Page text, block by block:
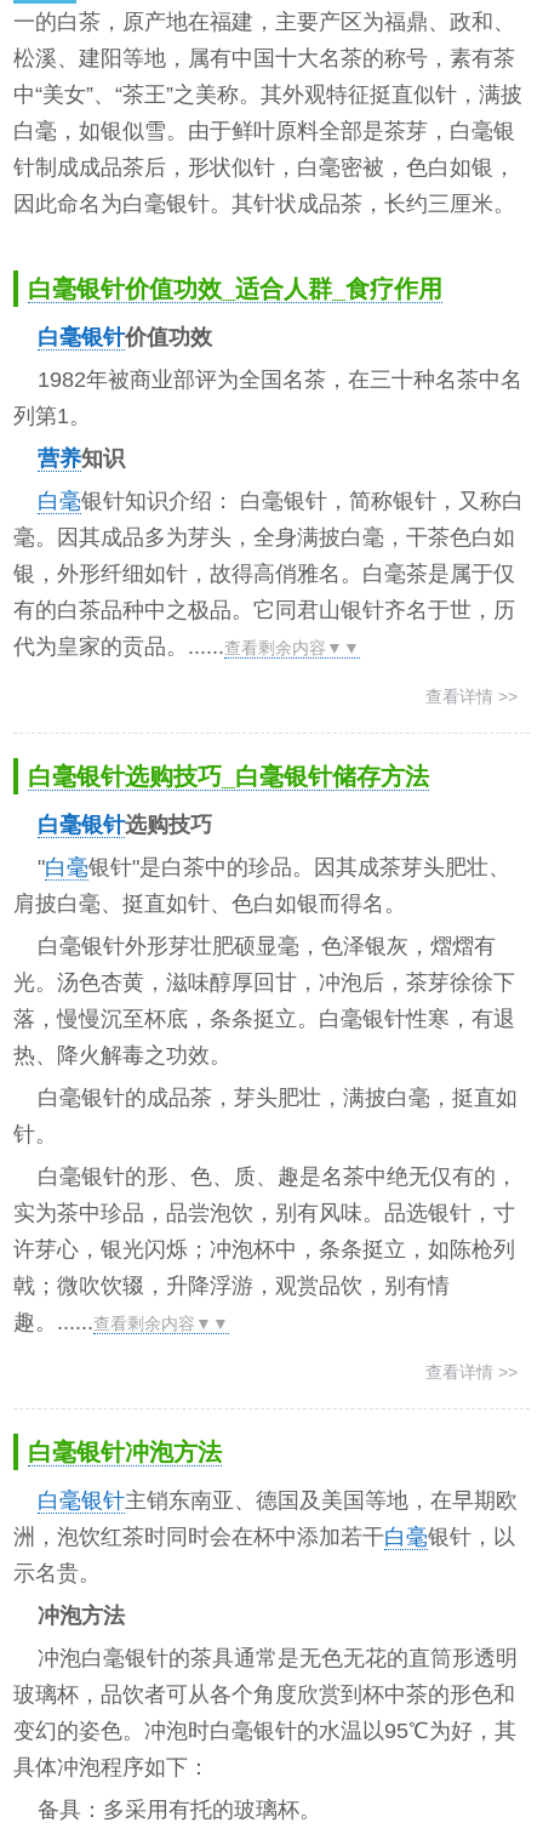
一的白茶，原产地在福建，主要产区为福鼎、政和、
松溪、建阳等地，属有中国十大名茶的称号，素有茶
中“美女”、“茶王”之美称。其外观特征挺直似针，满披
白毫，如银似雪。由于鲜叶原料全部是茶芽，白毫银
针制成成品茶后，形状似针，白毫密被，色白如银，
因此命名为白毫银针。其针状成品茶，长约三厘米。
白毫银针价值功效_适合人群_食疗作用
白毫银针价值功效
1982年被商业部评为全国名茶，在三十种名茶中名
列第1。
营养知识
白毫银针知识介绍： 白毫银针，简称银针，又称白
毫。因其成品多为芽头，全身满披白毫，干茶色白如
银，外形纤细如针，故得高俏雅名。白毫茶是属于仅
有的白茶品种中之极品。它同君山银针齐名于世，历
代为皇家的贡品。......查看剩余内容▼▼
查看详情 >>
白毫银针选购技巧_白毫银针储存方法
白毫银针选购技巧
"白毫银针"是白茶中的珍品。因其成茶芽头肥壮、
肩披白毫、挺直如针、色白如银而得名。
白毫银针外形芽壮肥硕显毫，色泽银灰，熠熠有
光。汤色杏黄，滋味醇厚回甘，冲泡后，茶芽徐徐下
落，慢慢沉至杯底，条条挺立。白毫银针性寒，有退
热、降火解毒之功效。
白毫银针的成品茶，芽头肥壮，满披白毫，挺直如
针。
白毫银针的形、色、质、趣是名茶中绝无仅有的，
实为茶中珍品，品尝泡饮，别有风味。品选银针，寸
许芽心，银光闪烁；冲泡杯中，条条挺立，如陈枪列
戟；微吹饮辍，升降浮游，观赏品饮，别有情
趣。......查看剩余内容▼▼
查看详情 >>
白毫银针冲泡方法
白毫银针主销东南亚、德国及美国等地，在早期欧
洲，泡饮红茶时同时会在杯中添加若干白毫银针，以
示名贵。
冲泡方法
冲泡白毫银针的茶具通常是无色无花的直筒形透明
玻璃杯，品饮者可从各个角度欣赏到杯中茶的形色和
变幻的姿色。冲泡时白毫银针的水温以95℃为好，其
具体冲泡程序如下：
备具：多采用有托的玻璃杯。